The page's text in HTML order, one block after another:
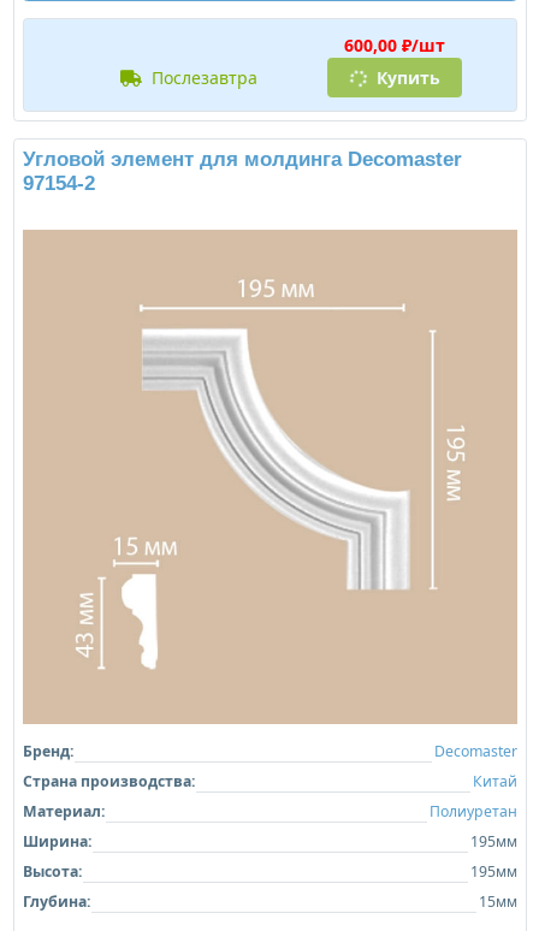
600,00 ₽/шт
послезавтра
Купить
Угловой элемент для молдинга Decomaster
97154-2
Бренд:
Decomaster
Страна производства:
Китай
Материал:
Полиуретан
Ширина:
195мм
Высота:
195мм
Глубина:
15мм